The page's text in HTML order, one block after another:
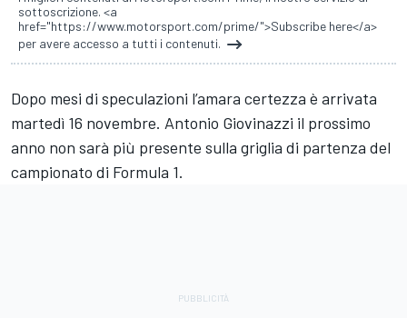
sottoscrizione. <a
href="https://www.motorsport.com/prime/">Subscribe here</a>
per avere accesso a tutti i contenuti.
Dopo mesi di speculazioni l’amara certezza è arrivata
martedì 16 novembre. Antonio Giovinazzi il prossimo
anno non sarà più presente sulla griglia di partenza del
campionato di Formula 1.